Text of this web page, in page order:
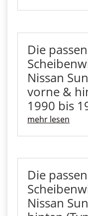
Die
Nissan
vorne &
1990 bis
mehr lesen
Die
Nissan